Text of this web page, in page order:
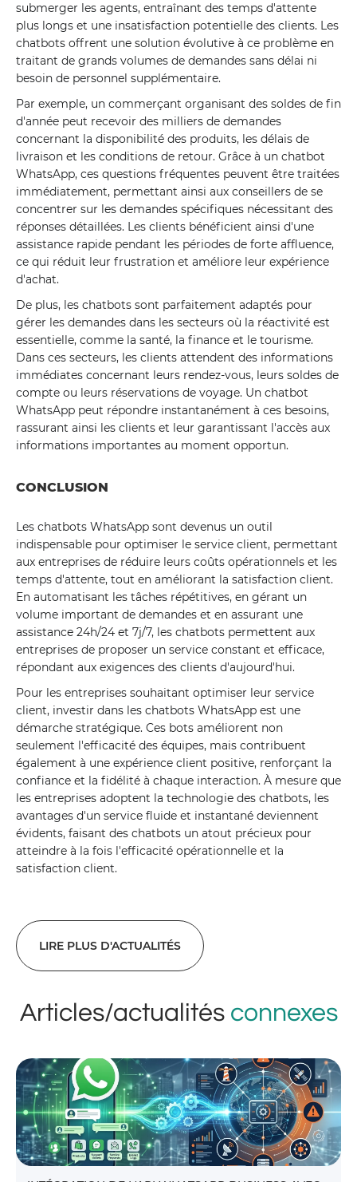
submerger les agents, entraînant des temps d'attente
plus longs et une insatisfaction potentielle des clients. Les
chatbots offrent une solution évolutive à ce problème en
traitant de grands volumes de demandes sans délai ni
besoin de personnel supplémentaire.
Par exemple, un commerçant organisant des soldes de fin
d'année peut recevoir des milliers de demandes
concernant la disponibilité des produits, les délais de
livraison et les conditions de retour. Grâce à un chatbot
WhatsApp, ces questions fréquentes peuvent être traitées
immédiatement, permettant ainsi aux conseillers de se
concentrer sur les demandes spécifiques nécessitant des
réponses détaillées. Les clients bénéficient ainsi d'une
assistance rapide pendant les périodes de forte affluence,
ce qui réduit leur frustration et améliore leur expérience
d'achat.
De plus, les chatbots sont parfaitement adaptés pour
gérer les demandes dans les secteurs où la réactivité est
essentielle, comme la santé, la finance et le tourisme.
Dans ces secteurs, les clients attendent des informations
immédiates concernant leurs rendez-vous, leurs soldes de
compte ou leurs réservations de voyage. Un chatbot
WhatsApp peut répondre instantanément à ces besoins,
rassurant ainsi les clients et leur garantissant l'accès aux
informations importantes au moment opportun.
CONCLUSION
Les chatbots WhatsApp sont devenus un outil
indispensable pour optimiser le service client, permettant
aux entreprises de réduire leurs coûts opérationnels et les
temps d'attente, tout en améliorant la satisfaction client.
En automatisant les tâches répétitives, en gérant un
volume important de demandes et en assurant une
assistance 24h/24 et 7j/7, les chatbots permettent aux
entreprises de proposer un service constant et efficace,
répondant aux exigences des clients d'aujourd'hui.
Pour les entreprises souhaitant optimiser leur service
client, investir dans les chatbots WhatsApp est une
démarche stratégique. Ces bots améliorent non
seulement l'efficacité des équipes, mais contribuent
également à une expérience client positive, renforçant la
confiance et la fidélité à chaque interaction. À mesure que
les entreprises adoptent la technologie des chatbots, les
avantages d'un service fluide et instantané deviennent
évidents, faisant des chatbots un atout précieux pour
atteindre à la fois l'efficacité opérationnelle et la
satisfaction client.
LIRE PLUS D'ACTUALITÉS
Articles/actualités connexes